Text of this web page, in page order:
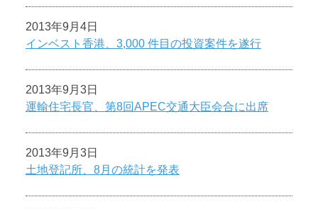
2013年9月4日
インベスト香港、3,000 件目の投資案件を遂行
2013年9月3日
運輸住宅長官、第8回APEC交通大臣会合に出席
2013年9月3日
土地登記所、8月の統計を発表